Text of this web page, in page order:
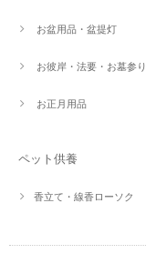
お盆用品・盆提灯
お彼岸・法要・お墓参り
お正月用品
ペット供養
香立て・線香ローソク